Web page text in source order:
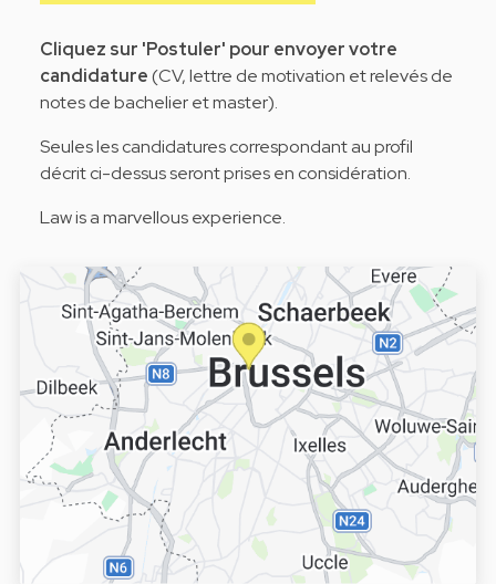
Cliquez sur 'Postuler' pour envoyer votre
candidature(CV, lettre de motivation et relevés de
notes de bachelier et master).
Seules les candidatures correspondant au profil
décrit ci-dessus seront prises en considération.
Law is a marvellous experience.